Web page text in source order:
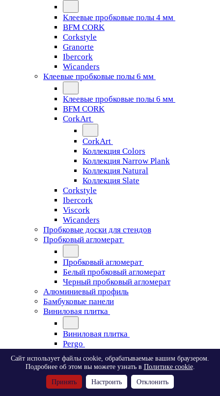
Клеевые пробковые полы 4 мм
BFM CORK
Corkstyle
Granorte
Ibercork
Wicanders
Клеевые пробковые полы 6 мм
Клеевые пробковые полы 6 мм
BFM CORK
CorkArt
CorkArt
Коллекция Colors
Коллекция Narrow Plank
Коллекция Natural
Коллекция Slate
Corkstyle
Ibercork
Viscork
Wicanders
Пробковые доски для стендов
Пробковый агломерат
Пробковый агломерат
Белый пробковый агломерат
Черный пробковый агломерат
Алюминиевый профиль
Бамбуковые панели
Виниловая плитка
Виниловая плитка
Pergo
Pergo
Classic Plank Optimum Glue
Modern Plank Optimum Glue
Сайт использует файлы cookie, обрабатываемые вашим браузером.
Подробнее об этом вы можете узнать в Политике cookie.
Принять Настроить Отклонить